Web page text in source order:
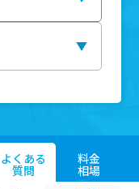
よくある
質問
料金
相場